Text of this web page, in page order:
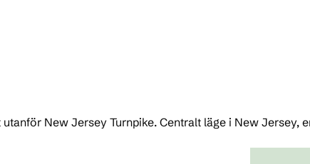
New Jersey Turnpike. Centralt läge i New Jersey,